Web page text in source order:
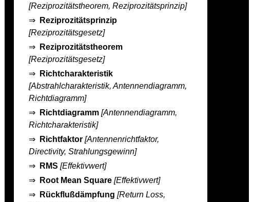
[Reziprozitätstheorem, Reziprozitätsprinzip]
⇒
Reziprozitätsprinzip
[Reziprozitätsgesetz]
⇒
Reziprozitätstheorem
[Reziprozitätsgesetz]
⇒
Richtcharakteristik
[Abstrahlcharakteristik, Antennendiagramm,
Richtdiagramm]
⇒
Richtdiagramm [Antennendiagramm,
Richtcharakteristik]
⇒
Richtfaktor [Antennenrichtfaktor,
Directivity, Strahlungsgewinn]
⇒
RMS [Effektivwert]
⇒
Root Mean Square [Effektivwert]
⇒
Rückflußdämpfung [Return Loss,